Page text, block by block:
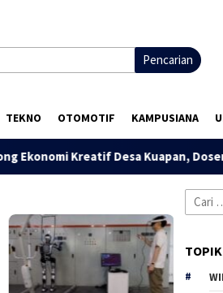
Pencarian
TEKNO OTOMOTIF KAMPUSIANA
Kreatif Desa Kuapan, Dosen dan
Cari
untuk: